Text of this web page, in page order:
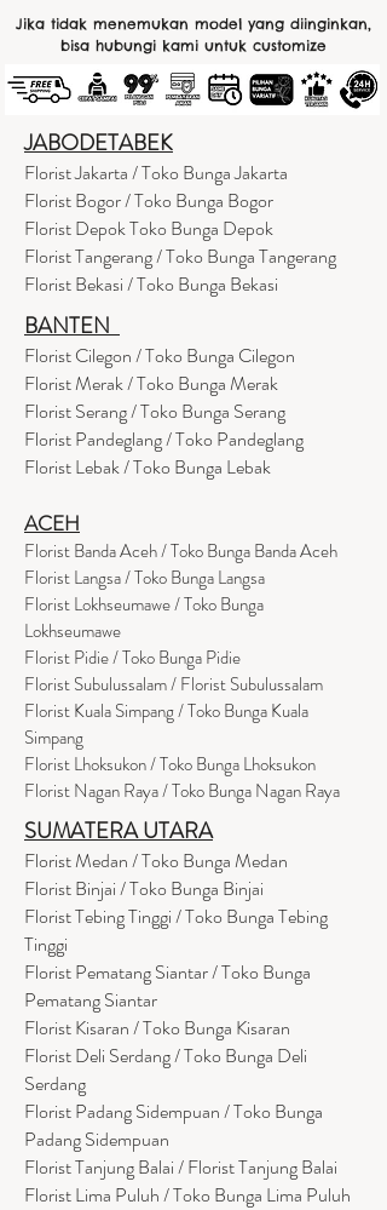
Jika tidak menemukan model yang diinginkan,
bisa hubungi kami untuk customize
JABODETABEK
Florist Jakarta / Toko Bunga Jakarta
Florist Bogor / Toko Bunga Bogor
Florist Depok Toko Bunga Depok
Florist Tangerang / Toko Bunga Tangerang
Florist Bekasi / Toko Bunga Bekasi
BANTEN
Florist Cilegon / Toko Bunga Cilegon
Florist Merak / Toko Bunga Merak
Florist Serang / Toko Bunga Serang
Florist Pandeglang / Toko Pandeglang
Florist Lebak / Toko Bunga Lebak
ACEH
Florist Banda Aceh / Toko Bunga Banda Aceh
Florist Langsa / Toko Bunga Langsa
Florist Lokhseumawe / Toko Bunga
Lokhseumawe
Florist Pidie / Toko Bunga Pidie
Florist Subulussalam / Florist Subulussalam
Florist Kuala Simpang / Toko Bunga Kuala
Simpang
Florist Lhoksukon / Toko Bunga Lhoksukon
Florist Nagan Raya / Toko Bunga Nagan Raya
SUMATERA UTARA
Florist Medan / Toko Bunga Medan
Florist Binjai / Toko Bunga Binjai
Florist Tebing Tinggi / Toko Bunga Tebing
Tinggi
Florist Pematang Siantar / Toko Bunga
Pematang Siantar
Florist Kisaran / Toko Bunga Kisaran
Florist Deli Serdang / Toko Bunga Deli
Serdang
Florist Padang Sidempuan / Toko Bunga
Padang Sidempuan
Florist Tanjung Balai / Florist Tanjung Balai
Florist Lima Puluh / Toko Bunga Lima Puluh